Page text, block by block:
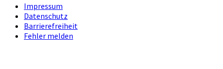
Impressum
Datenschutz
Barrierefreiheit
Fehler melden